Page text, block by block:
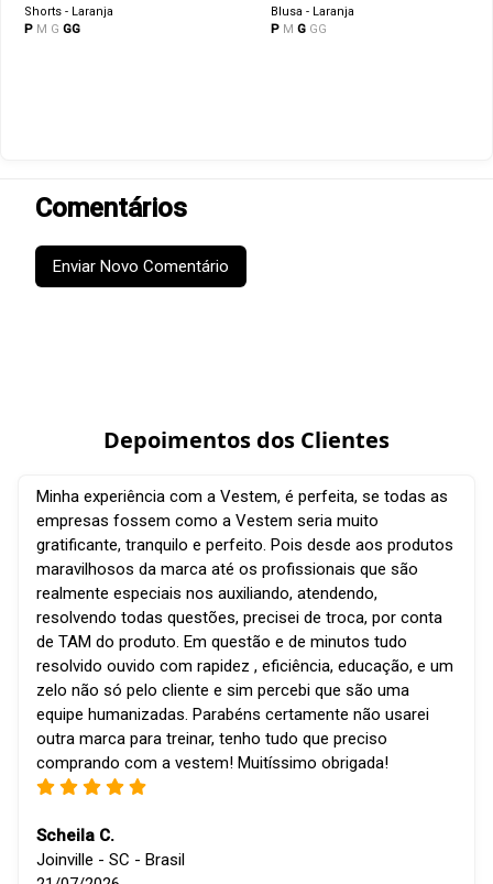
Shorts - Laranja
P M G GG
Blusa - Laranja
P M G GG
Comentários
Enviar Novo Comentário
Depoimentos dos Clientes
Minha experiência com a Vestem, é perfeita, se todas as
empresas fossem como a Vestem seria muito
gratificante, tranquilo e perfeito. Pois desde aos produtos
maravilhosos da marca até os profissionais que são
realmente especiais nos auxiliando, atendendo,
resolvendo todas questões, precisei de troca, por conta
de TAM do produto. Em questão e de minutos tudo
resolvido ouvido com rapidez , eficiência, educação, e um
zelo não só pelo cliente e sim percebi que são uma
equipe humanizadas. Parabéns certamente não usarei
outra marca para treinar, tenho tudo que preciso
comprando com a vestem! Muitíssimo obrigada!
Scheila C.
Joinville - SC - Brasil